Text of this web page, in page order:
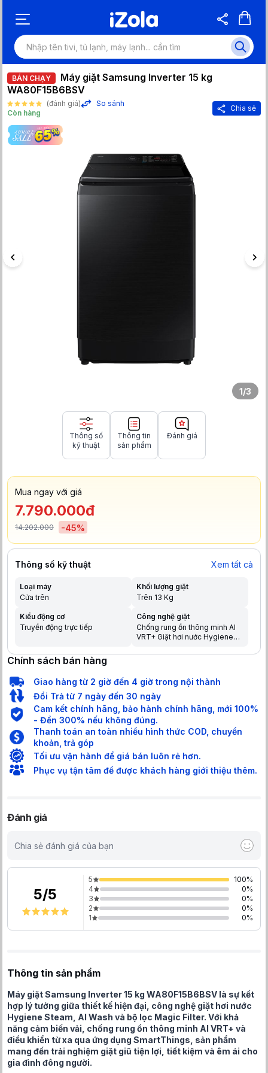
BÁN CHẠY
Máy giặt Samsung Inverter 15 kg
WA80F15B6BSV
(đánh giá)
So sánh
Còn hàng
Chia sẻ
1/3
Thông số
kỹ thuật
Thông tin
sản phẩm
Đánh giá
Mua ngay với giá
7.790.000đ
14.202.000 -45%
Thông số kỹ thuật Xem tất cả
Loại máy
Cửa trên
Khối lượng giặt
Trên 13 Kg
Kiểu động cơ
Truyền động trực tiếp
Công nghệ giặt
Chống rung ồn thông minh AI
VRT+ Giặt hơi nước Hygiene
Giặt AI cảm biến chất liệu vải
phòng vào quần áo Bộ lọc xơ
vải Magic Filter Bong bóng
siêu mịn Eco Bubble
Chính sách bán hàng
Giao hàng từ 2 giờ đến 4 giờ trong nội thành
Đổi Trả từ 7 ngày đến 30 ngày
Cam kết chính hãng, bảo hành chính hãng, mới 100%
- Đền 300% nếu không đúng.
Thanh toán an toàn nhiều hình thức COD, chuyển
khoản, trả góp
Tối ưu vận hành để giá bán luôn rẻ hơn.
Phục vụ tận tâm để được khách hàng giới thiệu thêm.
Đánh giá
Chia sẻ đánh giá của bạn
5/5
5 100%
4
0%
3
0%
2
0%
1
0%
Thông tin sản phẩm
Máy giặt Samsung Inverter 15 kg WA80F15B6BSV là sự kết
hợp lý tưởng giữa thiết kế hiện đại, công nghệ giặt hơi nước
Hygiene Steam, AI Wash và bộ lọc Magic Filter. Với khả
năng cảm biến vải, chống rung ồn thông minh AI VRT+ và
điều khiển từ xa qua ứng dụng SmartThings, sản phẩm
mang đến trải nghiệm giặt giũ tiện lợi, tiết kiệm và êm ái cho
gia đình đông người.